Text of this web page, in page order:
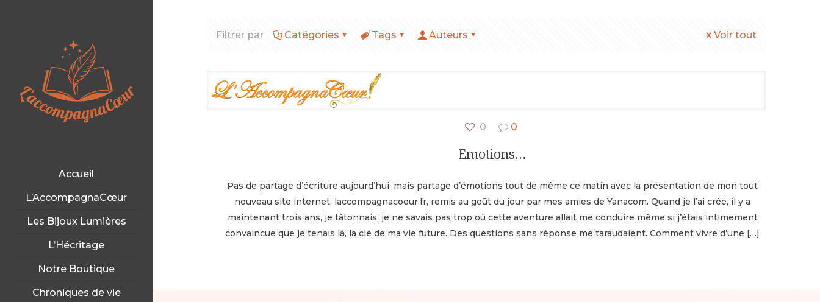
Accueil
L’AccompagnaCœur
Les Bijoux Lumières
L’Hécritage
Notre Boutique
Chroniques de vie
Filtrer par Catégories Tags Auteurs Voir tout
0 0
Emotions…
Pas de partage d’écriture aujourd’hui, mais partage d’émotions tout de même ce matin avec la présentation de mon tout
nouveau site internet, laccompagnacoeur.fr, remis au goût du jour par mes amies de Yanacom. Quand je l’ai créé, il y a
maintenant trois ans, je tâtonnais, je ne savais pas trop où cette aventure allait me conduire même si j’étais intimement
convaincue que je tenais là, la clé de ma vie future. Des questions sans réponse me taraudaient. Comment vivre d’une […]